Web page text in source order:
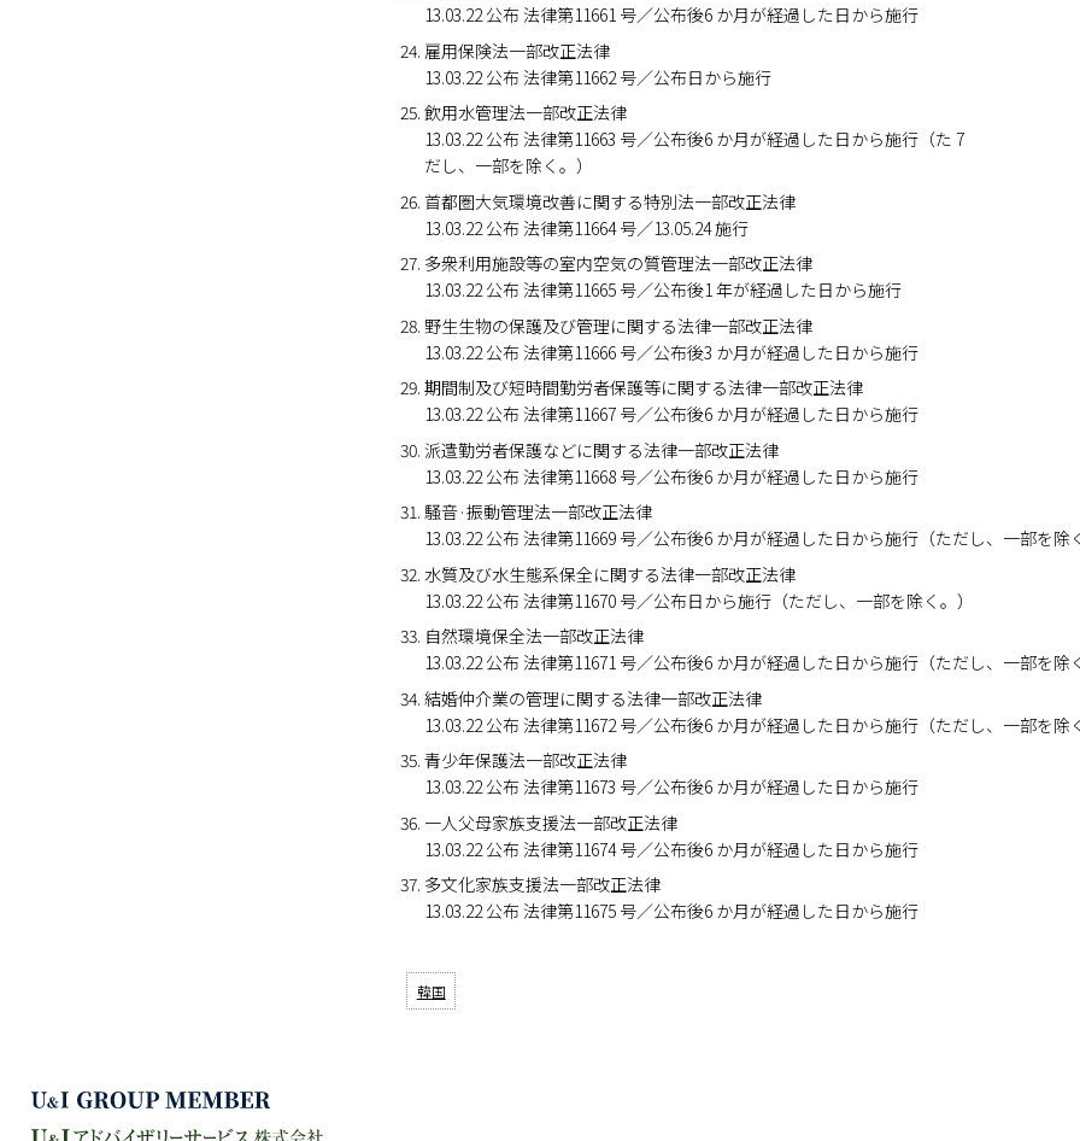
13.03.22 公布 法律第11661 号／公布後6 か月が経過した日から施行
雇用保険法一部改正法律
13.03.22 公布 法律第11662 号／公布日から施行
飲用水管理法一部改正法律
13.03.22 公布 法律第11663 号／公布後6 か月が経過した日から施行（た 7
だし、一部を除く。）
首都圏大気環境改善に関する特別法一部改正法律
13.03.22 公布 法律第11664 号／13.05.24 施行
多衆利用施設等の室内空気の質管理法一部改正法律
13.03.22 公布 法律第11665 号／公布後1 年が経過した日から施行
野生生物の保護及び管理に関する法律一部改正法律
13.03.22 公布 法律第11666 号／公布後3 か月が経過した日から施行
期間制及び短時間勤労者保護等に関する法律一部改正法律
13.03.22 公布 法律第11667 号／公布後6 か月が経過した日から施行
派遣勤労者保護などに関する法律一部改正法律
13.03.22 公布 法律第11668 号／公布後6 か月が経過した日から施行
騒音·振動管理法一部改正法律
13.03.22 公布 法律第11669 号／公布後6 か月が経過した日から施行（ただし、一部を除
水質及び水生態系保全に関する法律一部改正法律
13.03.22 公布 法律第11670 号／公布日から施行（ただし、一部を除く。）
自然環境保全法一部改正法律
13.03.22 公布 法律第11671 号／公布後6 か月が経過した日から施行（ただし、一部を除
結婚仲介業の管理に関する法律一部改正法律
13.03.22 公布 法律第11672 号／公布後6 か月が経過した日から施行（ただし、一部を除
青少年保護法一部改正法律
13.03.22 公布 法律第11673 号／公布後6 か月が経過した日から施行
一人父母家族支援法一部改正法律
13.03.22 公布 法律第11674 号／公布後6 か月が経過した日から施行
多文化家族支援法一部改正法律
13.03.22 公布 法律第11675 号／公布後6 か月が経過した日から施行
韓国